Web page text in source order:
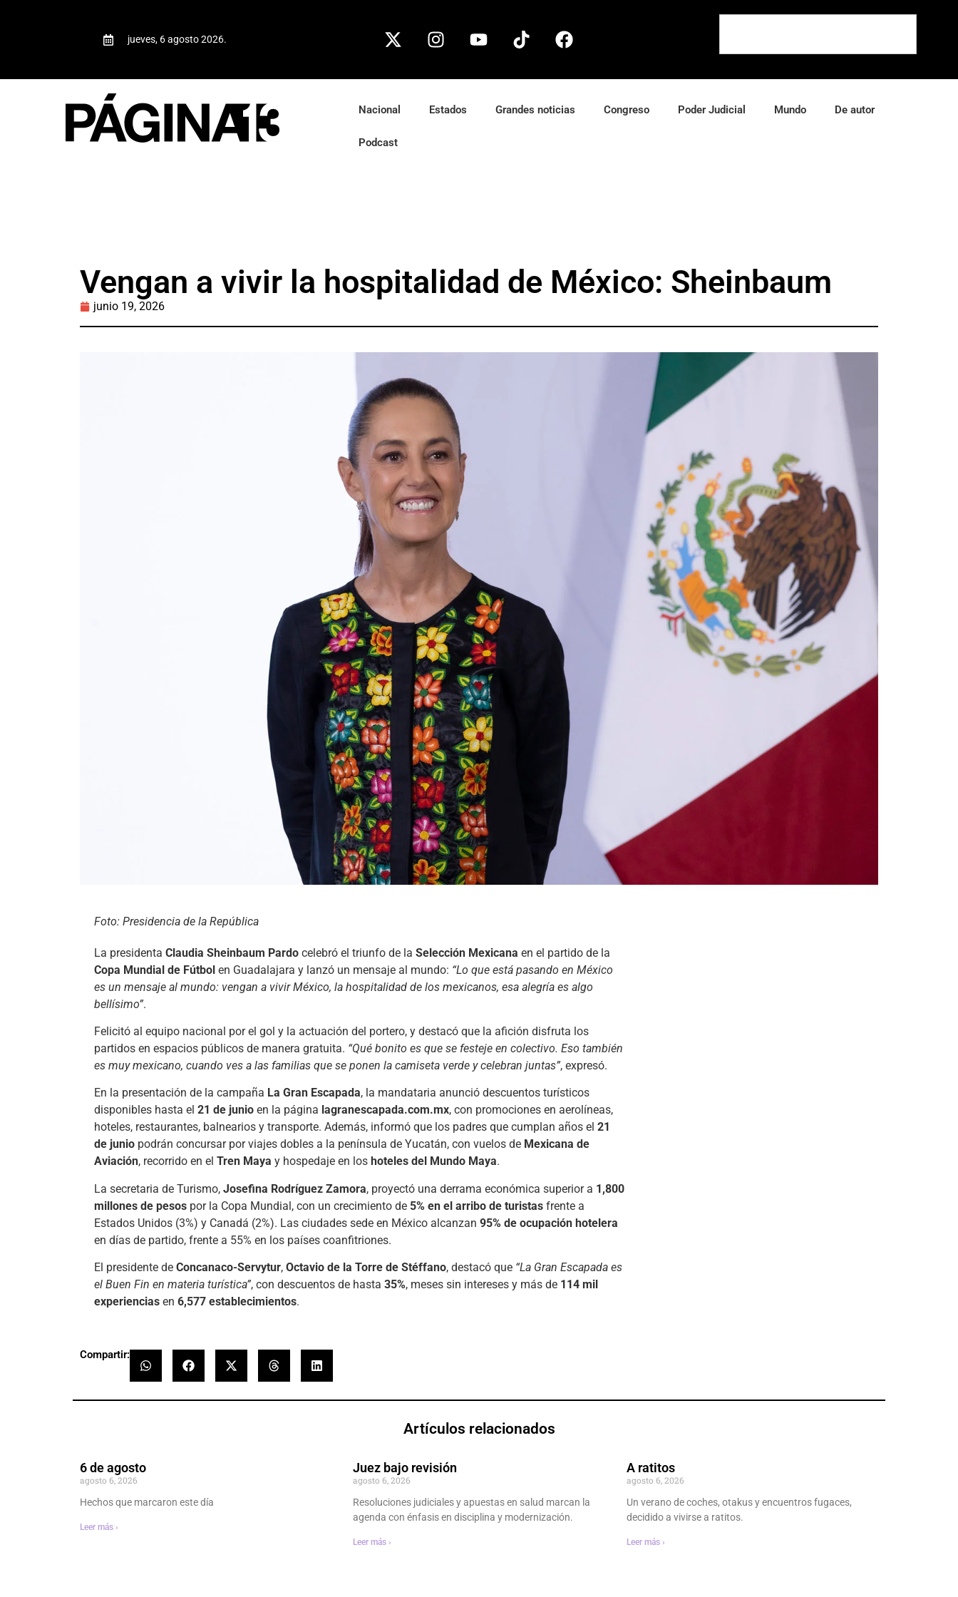
jueves, 6 agosto 2026.
Nacional Estados Grandes noticias Congreso Poder Judicial Mundo De autor
Podcast
Vengan a vivir la hospitalidad de México: Sheinbaum
junio 19, 2026
Foto: Presidencia de la República
La presidenta Claudia Sheinbaum Pardo celebró el triunfo de la Selección Mexicana en el partido de la
Copa Mundial de Fútbol en Guadalajara y lanzó un mensaje al mundo: “Lo que está pasando en México
es un mensaje al mundo: vengan a vivir México, la hospitalidad de los mexicanos, esa alegría es algo
bellísimo”.
Felicitó al equipo nacional por el gol y la actuación del portero, y destacó que la afición disfruta los
partidos en espacios públicos de manera gratuita. “Qué bonito es que se festeje en colectivo. Eso también
es muy mexicano, cuando ves a las familias que se ponen la camiseta verde y celebran juntas”, expresó.
En la presentación de la campaña La Gran Escapada, la mandataria anunció descuentos turísticos
disponibles hasta el 21 de junio en la página lagranescapada.com.mx, con promociones en aerolíneas,
hoteles, restaurantes, balnearios y transporte. Además, informó que los padres que cumplan años el 21
de junio podrán concursar por viajes dobles a la península de Yucatán, con vuelos de Mexicana de
Aviación, recorrido en el Tren Maya y hospedaje en los hoteles del Mundo Maya.
La secretaria de Turismo, Josefina Rodríguez Zamora, proyectó una derrama económica superior a 1,800
millones de pesos por la Copa Mundial, con un crecimiento de 5% en el arribo de turistas frente a
Estados Unidos (3%) y Canadá (2%). Las ciudades sede en México alcanzan 95% de ocupación hotelera
en días de partido, frente a 55% en los países coanfitriones.
El presidente de Concanaco-Servytur, Octavio de la Torre de Stéffano, destacó que “La Gran Escapada es
el Buen Fin en materia turística”, con descuentos de hasta 35%, meses sin intereses y más de 114 mil
experiencias en 6,577 establecimientos.
Compartir:
Artículos relacionados
6 de agosto
agosto 6, 2026
Hechos que marcaron este día
Leer más ›
Juez bajo revisión
agosto 6, 2026
Resoluciones judiciales y apuestas en salud marcan la
agenda con énfasis en disciplina y modernización.
Leer más ›
A ratitos
agosto 6, 2026
Un verano de coches, otakus y encuentros fugaces,
decidido a vivirse a ratitos.
Leer más ›